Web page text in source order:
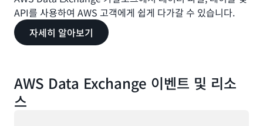
API를 사용하여 AWS 고객에게 쉽게 다가갈 수 있습니다.
자세히 알아보기
AWS Data Exchange 이벤트 및 리소
스